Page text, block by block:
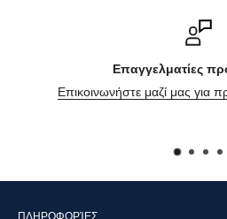
Επαγγελματίες
Επικοινωνήστε μαζί μας για
ΠΛΗΡΟΦΟΡΊΕΣ